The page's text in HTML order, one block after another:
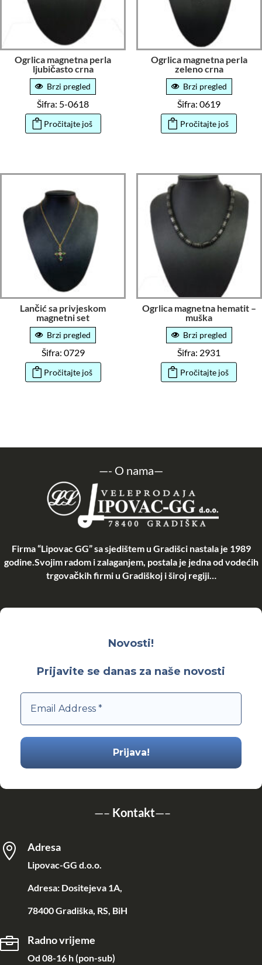
Ogrlica magnetna perla
ljubičasto crna
Brzi pregled
Šifra: 5-0618
Pročitajte još
Ogrlica magnetna perla
zeleno crna
Brzi pregled
Šifra: 0619
Pročitajte još
Lančić sa privjeskom
magnetni set
Brzi pregled
Šifra: 0729
Pročitajte još
Ogrlica magnetna hematit –
muška
Brzi pregled
Šifra: 2931
Pročitajte još
—- O nama—
Firma “Lipovac GG” sa sjedištem u Gradišci nastala je 1989
godine.Svojim radom i zalaganjem, postala je jedna od vodećih
trgovačkih firmi u Gradiškoj i široj regiji…
Novosti!
Prijavite se danas za naše novosti
—– Kontakt—–
 Adresa
Lipovac-GG d.o.o.
Adresa: Dositejeva 1A,
78400 Gradiška, RS, BiH
 Radno vrijeme
Od 08-16 h (pon-sub)